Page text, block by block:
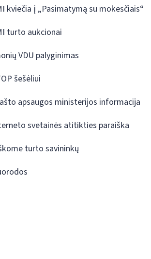
kviečia į „Pasimatymą su mokesčiais“
turto aukcionai
VDU palyginimas
šešėliui
apsaugos ministerijos informacija
svetainės atitikties paraiška
turto savininkų